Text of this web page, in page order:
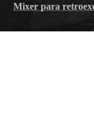
Mixer para